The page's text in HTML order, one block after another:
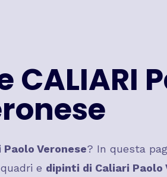
CALIARI
Veronese? In questa
e dipinti di Caliari Paolo